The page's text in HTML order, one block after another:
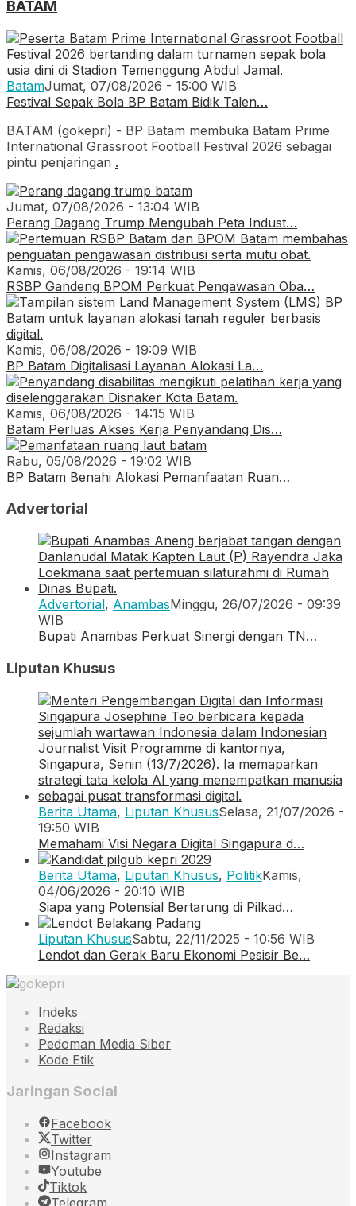
BATAM
BatamJumat, 07/08/2026 - 15:00 WIB
Festival Sepak Bola BP Batam Bidik Talen…
BATAM (gokepri) - BP Batam membuka Batam Prime
International Grassroot Football Festival 2026 sebagai
pintu penjaringan .
Jumat, 07/08/2026 - 13:04 WIB
Perang Dagang Trump Mengubah Peta Indust…
Kamis, 06/08/2026 - 19:14 WIB
RSBP Gandeng BPOM Perkuat Pengawasan Oba…
Kamis, 06/08/2026 - 19:09 WIB
BP Batam Digitalisasi Layanan Alokasi La…
Kamis, 06/08/2026 - 14:15 WIB
Batam Perluas Akses Kerja Penyandang Dis…
Rabu, 05/08/2026 - 19:02 WIB
BP Batam Benahi Alokasi Pemanfaatan Ruan…
Advertorial
Advertorial, AnambasMinggu, 26/07/2026 - 09:39
WIB
Bupati Anambas Perkuat Sinergi dengan TN…
Liputan Khusus
Berita Utama, Liputan KhususSelasa, 21/07/2026 -
19:50 WIB
Memahami Visi Negara Digital Singapura d…
Berita Utama, Liputan Khusus, PolitikKamis,
04/06/2026 - 20:10 WIB
Siapa yang Potensial Bertarung di Pilkad…
Liputan KhususSabtu, 22/11/2025 - 10:56 WIB
Lendot dan Gerak Baru Ekonomi Pesisir Be…
Indeks
Redaksi
Pedoman Media Siber
Kode Etik
Jaringan Social
Facebook
Twitter
Instagram
Youtube
Tiktok
Telegram